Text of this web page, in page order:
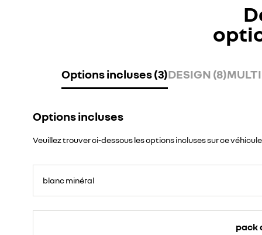
Options incluses (3)DESIGN (8)
Options incluses
Veuillez trouver ci-dessous les options incluses sur ce véhicule
blanc minéral
pack